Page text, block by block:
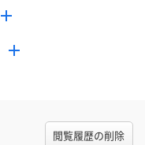
閲覧履歴の削除